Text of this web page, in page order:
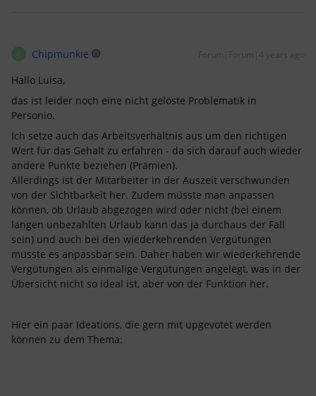
Chipmunkie Forum|Forum|4 years ago
Hallo Luisa,
das ist leider noch eine nicht gelöste Problematik in
Personio.
Ich setze auch das Arbeitsverhältnis aus um den richtigen
Wert für das Gehalt zu erfahren - da sich darauf auch wieder
andere Punkte beziehen (Prämien).
Allerdings ist der Mitarbeiter in der Auszeit verschwunden
von der Sichtbarkeit her. Zudem müsste man anpassen
können, ob Urlaub abgezogen wird oder nicht (bei einem
langen unbezahlten Urlaub kann das ja durchaus der Fall
sein) und auch bei den wiederkehrenden Vergütungen
müsste es anpassbar sein. Daher haben wir wiederkehrende
Vergütungen als einmalige Vergütungen angelegt, was in der
Übersicht nicht so ideal ist, aber von der Funktion her.
Hier ein paar Ideations, die gern mit upgevotet werden
können zu dem Thema: